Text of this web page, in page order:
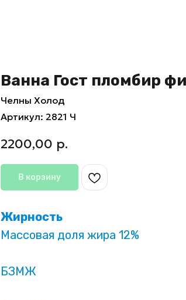
Ванна Гост пломбир
Челны Холод
Артикул: 2821 Ч
2200,00 р.
В корзину
Жирность
Массовая доля жира 12%
БЗМЖ